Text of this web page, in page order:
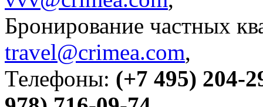
Бронирование частных
travel@crimea.com,
Телефоны: (+7 495) 204-